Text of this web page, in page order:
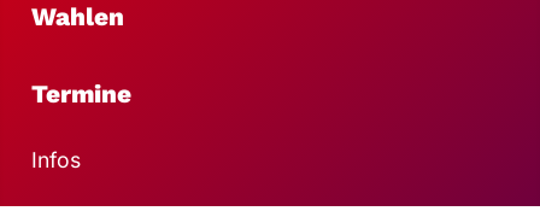
Wahlen
Termine
Infos